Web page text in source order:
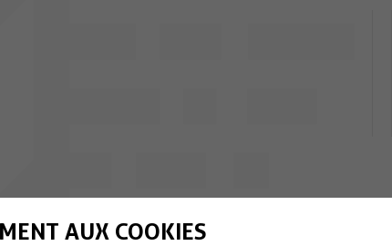
AUX COOKIES